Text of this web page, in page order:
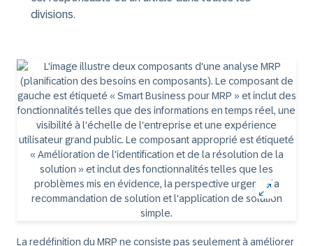
divisions.
La redéfinition du MRP ne consiste pas seulement à améliorer